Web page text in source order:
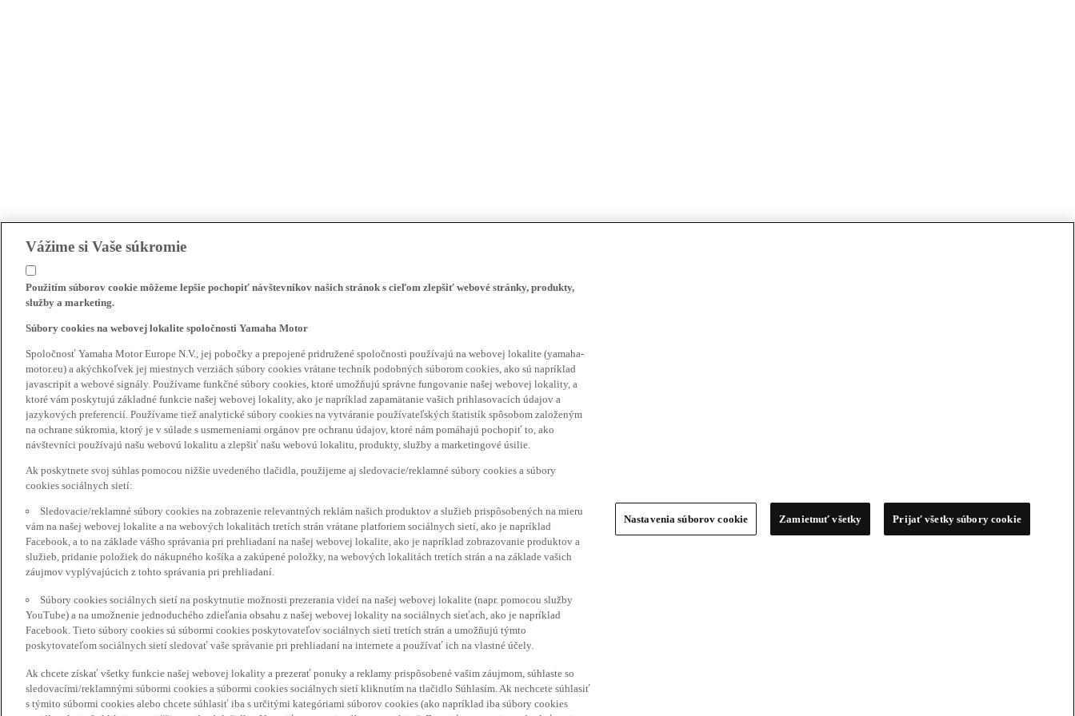
Vážime si Vaše súkromie
Použitím súborov cookie môžeme lepšie pochopiť návštevníkov našich stránok s cieľom zlepšiť webové stránky, produkty,
služby a marketing.
Súbory cookies na webovej lokalite spoločnosti Yamaha Motor
Spoločnosť Yamaha Motor Europe N.V., jej pobočky a prepojené pridružené spoločnosti používajú na webovej lokalite (yamaha-
motor.eu) a akýchkoľvek jej miestnych verziách súbory cookies vrátane techník podobných súborom cookies, ako sú napríklad
javascripit a webové signály. Používame funkčné súbory cookies, ktoré umožňujú správne fungovanie našej webovej lokality, a
ktoré vám poskytujú základné funkcie našej webovej lokality, ako je napríklad zapamätanie vašich prihlasovacích údajov a
jazykových preferencií. Používame tiež analytické súbory cookies na vytváranie používateľských štatistík spôsobom založeným
na ochrane súkromia, ktorý je v súlade s usmerneniami orgánov pre ochranu údajov, ktoré nám pomáhajú pochopiť to, ako
návštevníci používajú našu webovú lokalitu a zlepšiť našu webovú lokalitu, produkty, služby a marketingové úsilie.
Ak poskytnete svoj súhlas pomocou nižšie uvedeného tlačidla, použijeme aj sledovacie/reklamné súbory cookies a súbory
cookies sociálnych sietí:
Sledovacie/reklamné súbory cookies na zobrazenie relevantných reklám našich produktov a služieb prispôsobených na mieru
vám na našej webovej lokalite a na webových lokalitách tretích strán vrátane platforiem sociálnych sietí, ako je napríklad
Facebook, a to na základe vášho správania pri prehliadaní na našej webovej lokalite, ako je napríklad zobrazovanie produktov a
služieb, pridanie položiek do nákupného košíka a zakúpené položky, na webových lokalitách tretích strán a na základe vašich
záujmov vyplývajúcich z tohto správania pri prehliadaní.
Súbory cookies sociálnych sietí na poskytnutie možnosti prezerania videí na našej webovej lokalite (napr. pomocou služby
YouTube) a na umožnenie jednoduchého zdieľania obsahu z našej webovej lokality na sociálnych sieťach, ako je napríklad
Facebook. Tieto súbory cookies sú súbormi cookies poskytovateľov sociálnych sietí tretích strán a umožňujú týmto
poskytovateľom sociálnych sietí sledovať vaše správanie pri prehliadaní na internete a používať ich na vlastné účely.
Ak chcete získať všetky funkcie našej webovej lokality a prezerať ponuky a reklamy prispôsobené vašim záujmom, súhlaste so
sledovacími/reklamnými súbormi cookies a súbormi cookies sociálnych sietí kliknutím na tlačidlo Súhlasím. Ak nechcete súhlasiť
s týmito súbormi cookies alebo chcete súhlasiť iba s určitými kategóriami súborov cookies (ako napríklad iba súbory cookies
Nastavenia súborov cookie Zamietnuť všetky Prijať všetky súbory cookie